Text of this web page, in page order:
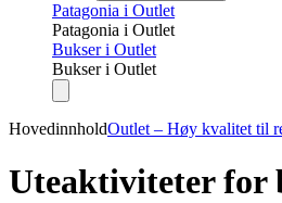
Patagonia i Outlet
Patagonia i Outlet
Bukser i Outlet
Bukser i Outlet
HovedinnholdOutlet – Høy kvalitet til
Uteaktiviteter for